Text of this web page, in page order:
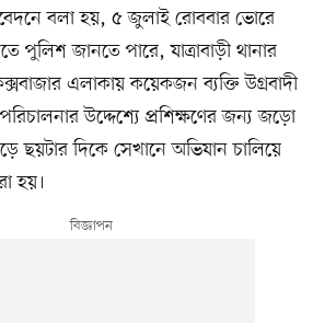
বলা হয়, ৫ জুলাই রোববার ভোরে
পুলিশ জানতে পারে, যাত্রাবাড়ী থানার
এলাকায় কয়েকজন ব্যক্তি উগ্রবাদী
উদ্দেশ্যে প্রশিক্ষণের জন্য জড়ো
ছয়টার দিকে সেখানে অভিযান চালিয়ে
হয়।